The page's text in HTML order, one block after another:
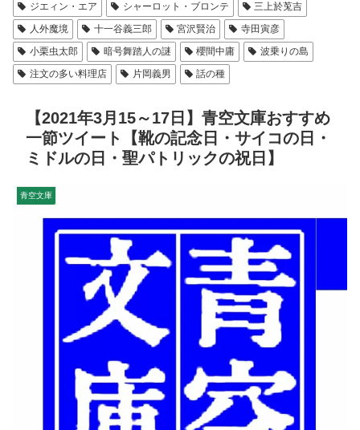
ジエィン・エア
シャーロット・ブロンテ
三上於莵吉
人外魔境
十一谷義三郎 宮沢賢治
寺田寅彦
小栗虫太郎
暗号舞踏人の謎 櫻間中庸
波乗りの島
注文の多い料理店
片岡義男 話の種
【2021年3月15～17日】青空文庫おすすめ
一節ツイート【靴の記念日・サイコの日・
ミドルの日・聖パトリックの祝日】
青空文庫